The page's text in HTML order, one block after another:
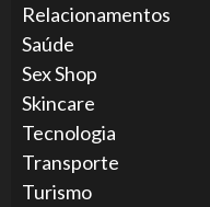
Relacionamentos
Saúde
Sex Shop
Skincare
Tecnologia
Transporte
Turismo